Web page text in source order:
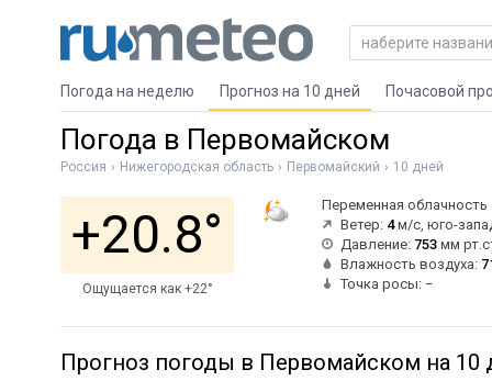
Погода на неделю Прогноз на 10 дней Почасовой
Погода в Первомайском
Россия Нижегородская область Первомайский 10 дней
+20.8°
Ощущается как +22°
Переменная облачность
Ветер: 4м/с, юго-
Давление: 753 мм
Влажность воздуха:
Точка росы: −
Прогноз погоды в Первомайском на 10